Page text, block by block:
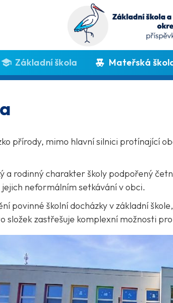
Základní škola Mateřská
přírody, mimo hlavní silnici protínající
a rodinný charakter školy podpořený
neformálním setkávání v obci.
povinné školní docházky v základní
složek zastřešuje komplexní možnosti